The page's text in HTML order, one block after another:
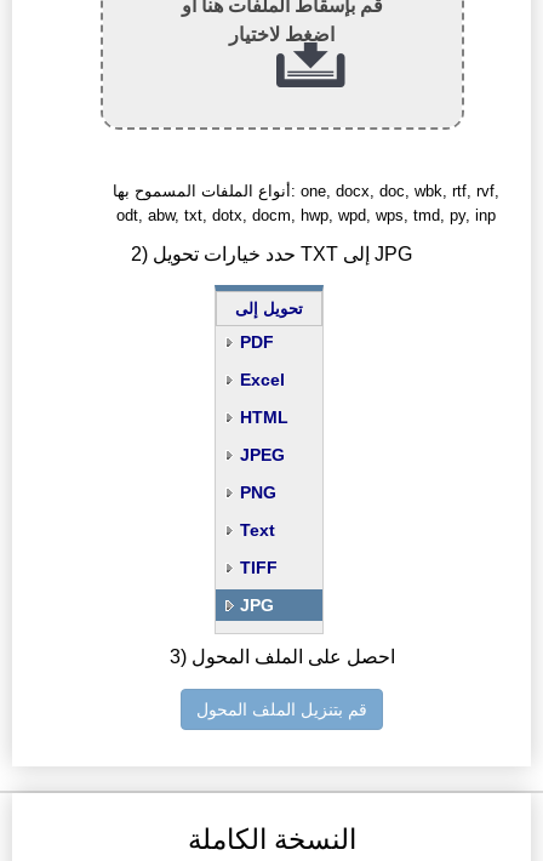
قم بإسقاط الملفات هنا أو
اضغط لاختيار
أنواع الملفات المسموح بها: one, docx, doc, wbk, rtf, rvf,
odt, abw, txt, dotx, docm, hwp, wpd, wps, tmd, py, inp
2) حدد خيارات تحويل TXT إلى JPG
تحويل إلى
PDF
Excel
HTML
JPEG
PNG
Text
TIFF
JPG
3) احصل على الملف المحول
قم بتنزيل الملف المحول
النسخة الكاملة